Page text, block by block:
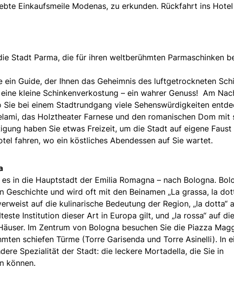
Einkaufsmeile Modenas, zu erkunden. Rückfahrt ins
Stadt Parma, die für ihren weltberühmten Parmaschinken
Guide, der Ihnen das Geheimnis des luftgetrockneten
kleine Schinkenverkostung – ein wahrer Genuss! Am
bei einem Stadtrundgang viele Sehenswürdigkeiten
das Holztheater Farnese und den romanischen Dom mit
haben Sie etwas Freizeit, um die Stadt auf eigene Faust
fahren, wo ein köstliches Abendessen auf Sie wartet.
in die Hauptstadt der Emilia Romagna – nach Bologna.
Geschichte und wird oft mit den Beinamen „La grassa, la
auf die kulinarische Bedeutung der Region, „la dotta“
Institution dieser Art in Europa gilt, und „la rossa“ auf die
Im Zentrum von Bologna besuchen Sie die Piazza
schiefen Türme (Torre Garisenda und Torre Asinelli). In
Spezialität der Stadt: die leckere Mortadella, die Sie in
können.